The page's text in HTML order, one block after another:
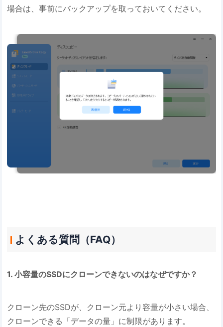
場合は、事前にバックアップを取っておいてください。
よくある質問（FAQ）
1. 小容量のSSDにクローンできないのはなぜですか？
クローン先のSSDが、クローン元より容量が小さい場合、
クローンできる「データの量」に制限があります。